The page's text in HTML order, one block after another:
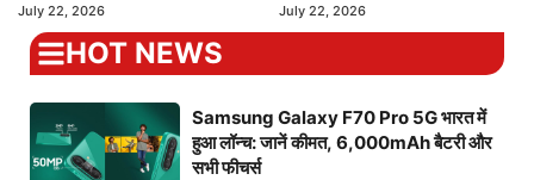
July 22, 2026 July 22, 2026
HOT NEWS
Samsung Galaxy F70 Pro 5G भारत में
हुआ लॉन्च: जानें कीमत, 6,000mAh बैटरी और
सभी फीचर्स